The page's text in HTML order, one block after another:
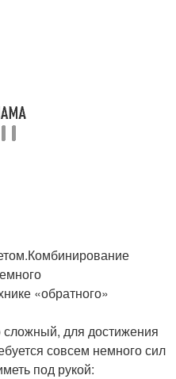
«обратного»
для достижения
совсем немного сил
под рукой: